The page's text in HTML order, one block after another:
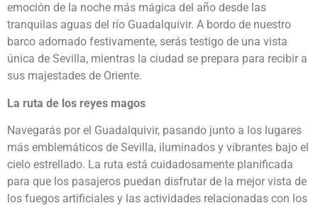
emoción de la noche más mágica del año desde las
tranquilas aguas del río Guadalquivir. A bordo de nuestro
barco adornado festivamente, serás testigo de una vista
única de Sevilla, mientras la ciudad se prepara para recibir a
sus majestades de Oriente.
La ruta de los reyes magos
Navegarás por el Guadalquivir, pasando junto a los lugares
más emblemáticos de Sevilla, iluminados y vibrantes bajo el
cielo estrellado. La ruta está cuidadosamente planificada
para que los pasajeros puedan disfrutar de la mejor vista de
los fuegos artificiales y las actividades relacionadas con los